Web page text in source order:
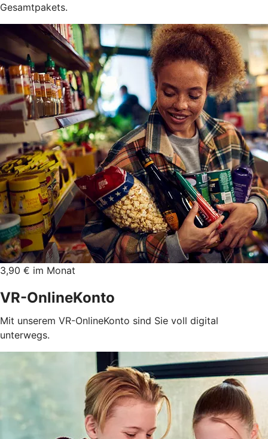
Gesamtpakets.
3,90 € im Monat
VR-OnlineKonto
Mit unserem VR-OnlineKonto sind Sie voll digital
unterwegs.